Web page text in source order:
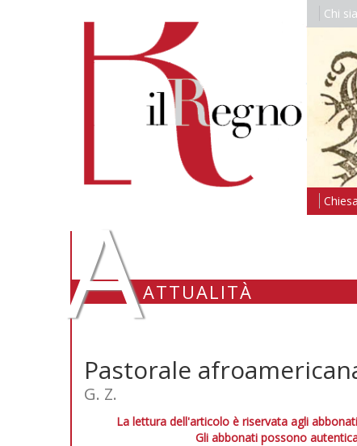
Chi
AATTUALITÀ
Pastorale
G. Z.
La lettura dell'articolo è riservata agli
Gli abbonati possono